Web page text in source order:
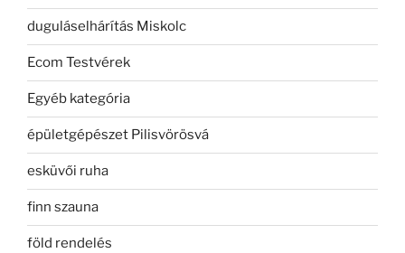
duguláselhárítás Miskolc
Ecom Testvérek
Egyéb kategória
épületgépészet Pilisvörösvá
esküvői ruha
finn szauna
föld rendelés